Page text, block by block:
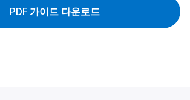
PDF 가이드 다운로드